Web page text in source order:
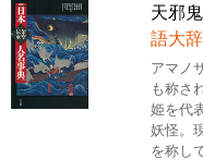
天邪鬼
語大
アマノ
も称さ
姫を代
妖怪。
を称し